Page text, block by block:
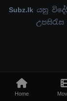
Home
Subz.lk යනු
© 2015 -